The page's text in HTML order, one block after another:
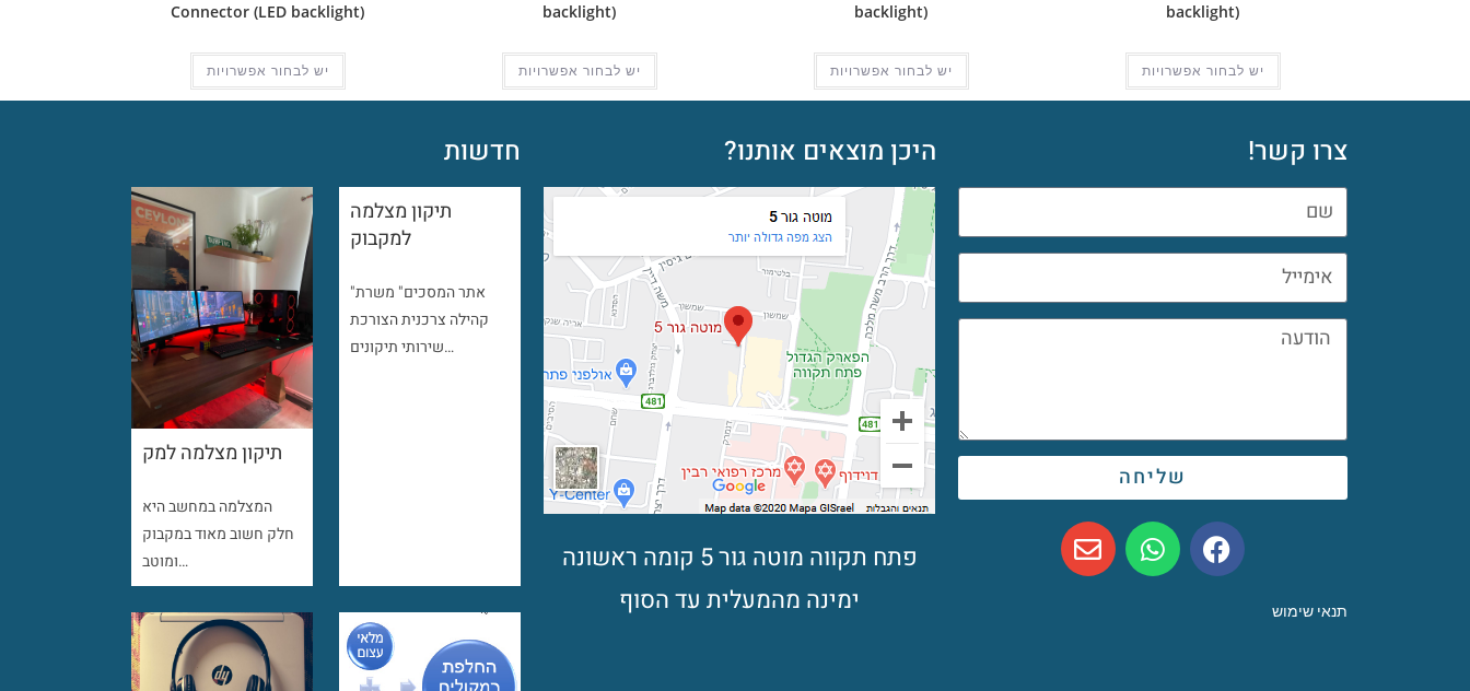
backlight)
יש לבחור אפשרויות
backlight)
יש לבחור אפשרויות
backlight)
יש לבחור אפשרויות
Connector (LED backlight)
יש לבחור אפשרויות
צרו קשר!
שליחה
תנאי שימוש
היכן מוצאים אותנו?
פתח תקווה מוטה גור 5 קומה ראשונה
ימינה מהמעלית עד הסוף
חדשות
תיקון מצלמה למק
המצלמה במחשב היא
חלק חשוב מאוד במקבוק
ומוטב…
תיקון מצלמה
למקבוק
"אתר המסכים" משרת
קהילה צרכנית הצורכת
שירותי תיקונים…